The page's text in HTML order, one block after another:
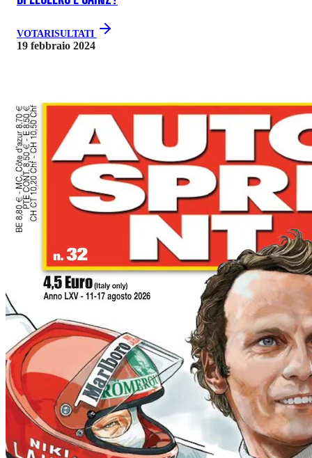
VOTARISULTATI
19 febbraio 2024